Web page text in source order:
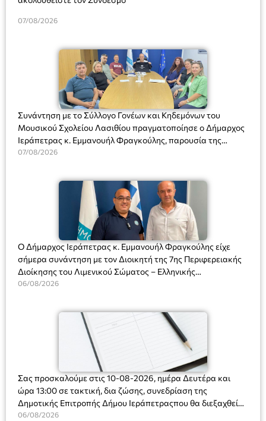
07/08/2026
Συνάντηση με το Σύλλογο Γονέων και Κηδεμόνων του
Μουσικού Σχολείου Λασιθίου πραγματοποίησε ο Δήμαρχος
Ιεράπετρας κ. Εμμανουήλ Φραγκούλης, παρουσία της
Διευθύντριας του σχολείου κας Μαριάννας Χαΐτα.
07/08/2026
Ο Δήμαρχος Ιεράπετρας κ. Εμμανουήλ Φραγκούλης είχε
σήμερα συνάντηση με τον Διοικητή της 7ης Περιφερειακής
Διοίκησης του Λιμενικού Σώματος – Ελληνικής
Ακτοφυλακής (Λ.Σ.-ΕΛ.ΑΚΤ.), Αρχιπλοίαρχο Λ.Σ. κ. Ιωάννη
06/08/2026
Σας προσκαλούμε στις 10-08-2026, ημέρα Δευτέρα και
ώρα 13:00 σε τακτική, δια ζώσης, συνεδρίαση της
Δημοτικής Επιτροπής Δήμου Ιεράπετραςπου θα διεξαχθεί
στο Δημοτικό Κατάστημα, Δημοκρατίας 31 στην αίθουσα
06/08/2026